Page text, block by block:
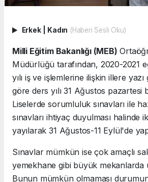
Erkek Kadın (Haberi Sesli Oku)
Milli Eğitim Bakanlığı (MEB)
Müdürlüğü tarafından, 2020-2021
yılı iş ve işlemlerine ilişkin illere
göre ders yılı 31 Ağustos pazartesi
Liselerde sorumluluk sınavları ile
sınavları ihtiyaç duyulması halinde
yayılarak 31 Ağustos-11 Eylül'de
Sınavlar mümkün ise çok amaçlı
yemekhane gibi büyük mekanlarda
Bunun mümkün olmaması